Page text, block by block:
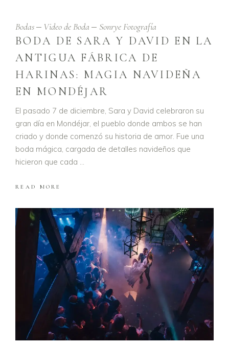
Bodas Video de Boda Sonrye Fotografía
BODA DE SARA Y DAVID EN LA
ANTIGUA FÁBRICA DE
HARINAS: MAGIA NAVIDEÑA
EN MONDÉJAR
El pasado 7 de diciembre, Sara y David celebraron su
gran día en Mondéjar, el pueblo donde ambos se han
criado y donde comenzó su historia de amor. Fue una
boda mágica, cargada de detalles navideños que
hicieron que cada
READ MORE